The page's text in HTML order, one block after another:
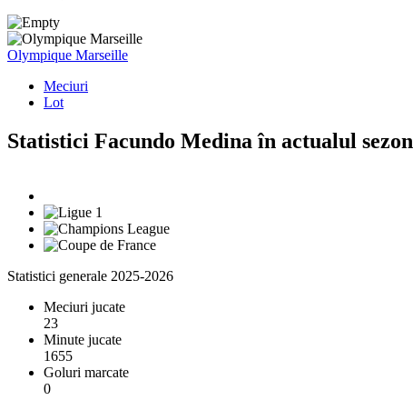
Olympique Marseille
Meciuri
Lot
Statistici Facundo Medina în actualul sezon
Statistici generale 2025-2026
Meciuri jucate
23
Minute jucate
1655
Goluri marcate
0